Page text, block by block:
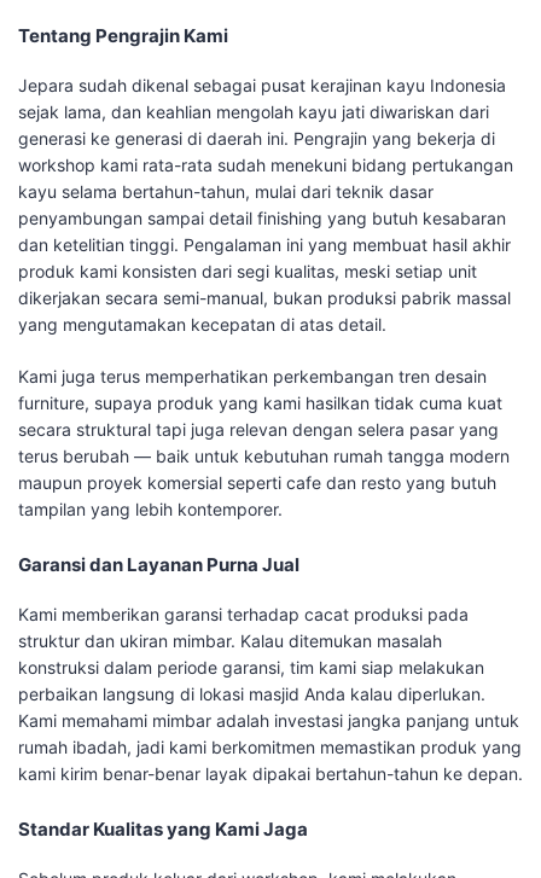
Tentang Pengrajin Kami
Jepara sudah dikenal sebagai pusat kerajinan kayu Indonesia
sejak lama, dan keahlian mengolah kayu jati diwariskan dari
generasi ke generasi di daerah ini. Pengrajin yang bekerja di
workshop kami rata-rata sudah menekuni bidang pertukangan
kayu selama bertahun-tahun, mulai dari teknik dasar
penyambungan sampai detail finishing yang butuh kesabaran
dan ketelitian tinggi. Pengalaman ini yang membuat hasil akhir
produk kami konsisten dari segi kualitas, meski setiap unit
dikerjakan secara semi-manual, bukan produksi pabrik massal
yang mengutamakan kecepatan di atas detail.
Kami juga terus memperhatikan perkembangan tren desain
furniture, supaya produk yang kami hasilkan tidak cuma kuat
secara struktural tapi juga relevan dengan selera pasar yang
terus berubah — baik untuk kebutuhan rumah tangga modern
maupun proyek komersial seperti cafe dan resto yang butuh
tampilan yang lebih kontemporer.
Garansi dan Layanan Purna Jual
Kami memberikan garansi terhadap cacat produksi pada
struktur dan ukiran mimbar. Kalau ditemukan masalah
konstruksi dalam periode garansi, tim kami siap melakukan
perbaikan langsung di lokasi masjid Anda kalau diperlukan.
Kami memahami mimbar adalah investasi jangka panjang untuk
rumah ibadah, jadi kami berkomitmen memastikan produk yang
kami kirim benar-benar layak dipakai bertahun-tahun ke depan.
Standar Kualitas yang Kami Jaga